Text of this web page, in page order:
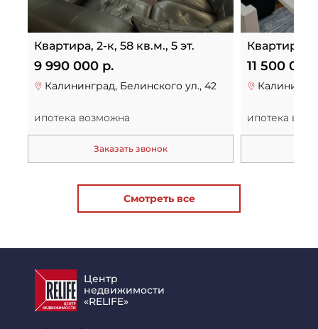
Квартира, 2-к, 58 кв.м., 5 эт.
9 990 000 р.
Калининград, Белинского ул., 42
ипотека возможна
Заказать звонок
Квартира,
11 500 000
ипотека
Смотреть все
Центр
недвижимости
«RELIFE»